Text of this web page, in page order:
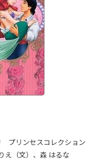
プリンセスコレクション
（文）、森 はるな